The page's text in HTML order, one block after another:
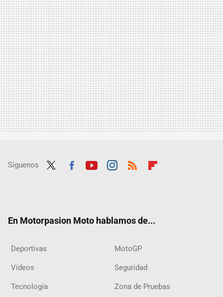
Síguenos
En Motorpasion Moto hablamos de...
Deportivas MotoGP
Vídeos Seguridad
Tecnología Zona de Pruebas